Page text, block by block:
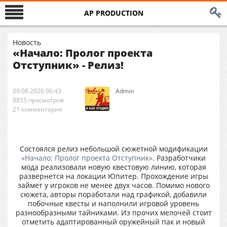
AP PRODUCTION
Новость
«Начало: Пролог проекта
Отступник» - Релиз!
09.08.2026 06:43
8855 просмотров
21 комментария
Аdmin
Состоялся релиз небольшой сюжетной модификации
«Начало: Пролог проекта Отступник». Разработчики
мода реализовали новую квестовую линию, которая
развернется на локации Юпитер. Прохождение игры
займет у игроков не менее двух часов. Помимо нового
сюжета, авторы поработали над графикой, добавили
побочные квесты и наполнили игровой уровень
разнообразными тайниками. Из прочих мелочей стоит
отметить адаптированный оружейный пак и новый